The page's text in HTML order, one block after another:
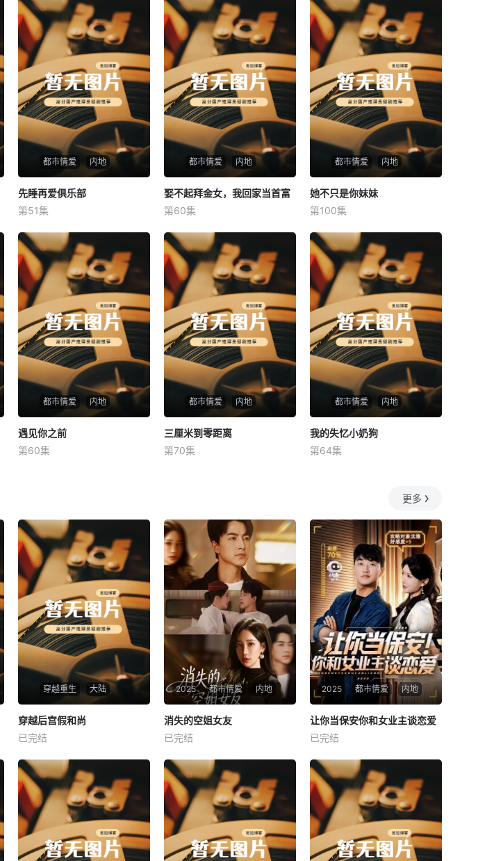
都市情爱 内地
先睡再爱俱乐部
未知
先睡再爱俱乐部
第51集
都市情爱 内地
娶不起拜金女，我回家当首富
未知
娶不起拜金女，我回家当首富
第60集
都市情爱 内地
她不只是你妹妹
未知
她不只是你妹妹
第100集
都市情爱 内地
遇见你之前
未知
遇见你之前
第60集
都市情爱 内地
三厘米到零距离
未知
三厘米到零距离
第70集
都市情爱 内地
我的失忆小奶狗
未知
我的失忆小奶狗
第64集
更多
穿越重生 大陆
穿越后宫假和尚
未知
穿越后宫假和尚
已完结
2025 都市情爱 内地
消失的空姐女友
未知
消失的空姐女友
已完结
2025 都市情爱 内地
未知
让你当保安你和女业主谈恋爱
已完结